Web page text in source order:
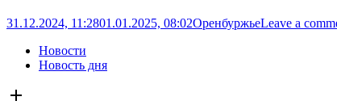
31.12.2024, 11:2801.01.2025, 08:02ОренбуржьеLeave a
Новости
Новость дня
Open